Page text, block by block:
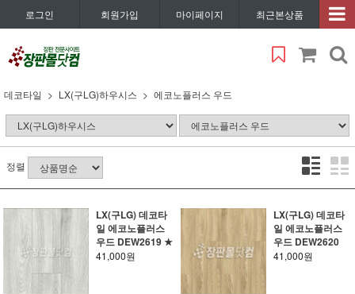
로그인 회원가입 마이페이지 최근본상품
데코타일 LX(구LG)하우시스 에코노플러스 우드
정렬
LX(구LG) 데코타
일 에코노플러스
우드 DEW2619 ★
41,000원
LX(구LG) 데코타
일 에코노플러스
우드 DEW2620
41,000원